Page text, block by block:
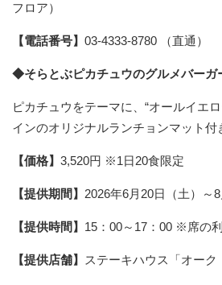
フロア）
【電話番号】 03-4333-8780 （直通）
◆そらとぶピカチュウのグルメバーガ
ピカチュウをテーマに、“オールイエ
インのオリジナルランチョンマット付
【価格】 3,520円 ※1日20食限定
【提供期間】 2026年6月20日（土）～8
【提供時間】 15：00～17：00 ※席の
【提供店舗】 ステーキハウス「オーク